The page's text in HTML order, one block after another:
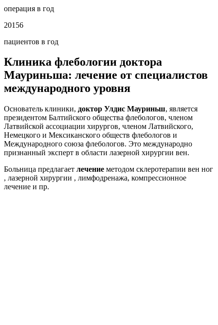
операция в год
20156
пациентов в год
Клиника флебологии доктора
Мауриньша: лечение от специалистов
международного уровня
Основатель клиники, доктор Улдис Мауриньш, является
президентом Балтийского общества флебологов, членом
Латвийской ассоциации хирургов, членом Латвийского,
Немецкого и Мексиканского обществ флебологов и
Международного союза флебологов. Это международно
признанный эксперт в области лазерной хирургии вен.
Больница предлагает лечение методом склеротерапии вен ног
, лазерной хирургии , лимфодренажа, компрессионное
лечение и пр.